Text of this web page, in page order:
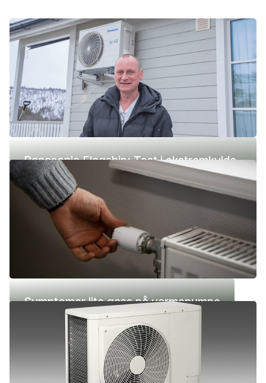
Panasonic Flagship: Test i ekstremkulde
(-42 °C)
Symptomer lite gass på varmepumpe